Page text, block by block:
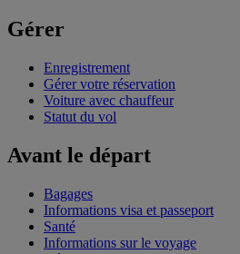
Gérer
Enregistrement
Gérer votre réservation
Voiture avec chauffeur
Statut du vol
Avant le départ
Bagages
Informations visa et passeport
Santé
Informations sur le voyage